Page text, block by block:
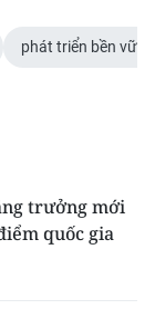
phát triển bền vững
trưởng mới
quốc gia